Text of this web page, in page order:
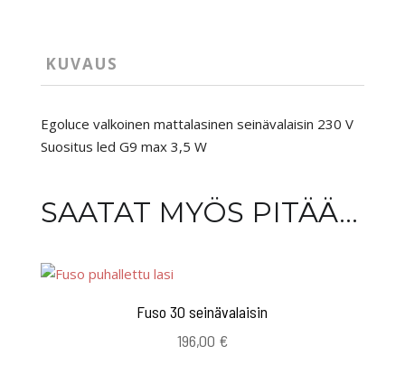
KUVAUS
Egoluce valkoinen mattalasinen seinävalaisin 230 V
Suositus led G9 max 3,5 W
SAATAT MYÖS PITÄÄ...
Fuso 30 seinävalaisin
196,00 €